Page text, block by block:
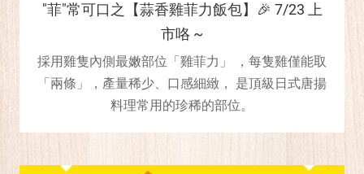
"菲"常可口之【蒜香雞菲力飯包】🎉 7/23 上
市咯 ~
採用雞隻內側最嫩部位「雞菲力」 ，每隻雞僅能取
「兩條」，產量稀少、口感細緻， 是頂級日式唐揚
料理常用的珍稀的部位。